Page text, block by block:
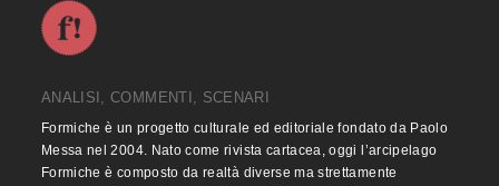
ANALISI, COMMENTI, SCENARI
Formiche è un progetto culturale ed editoriale fondato da Paolo
Messa nel 2004. Nato come rivista cartacea, oggi l’arcipelago
Formiche è composto da realtà diverse ma strettamente